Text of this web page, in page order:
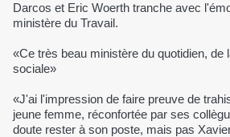
Darcos et Eric Woerth tranche avec
ministère du Travail.
«Ce très beau ministère du quotidien, de
sociale»
«J'ai l'impression de faire preuve de
jeune femme, réconfortée par ses
doute rester à son poste, mais pas